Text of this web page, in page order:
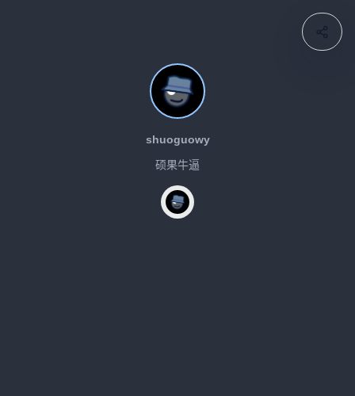
shuoguowy
硕果牛逼